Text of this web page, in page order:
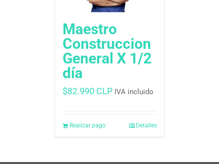
Maestro
Construccion
General X 1/2
día
$82.990 CLP IVA incluido
Realizar pago Detalles